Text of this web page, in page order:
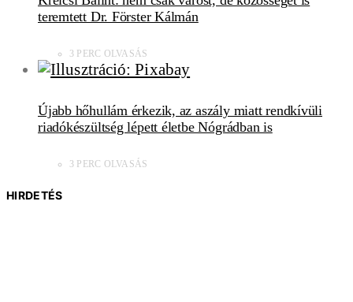
teremtett Dr. Förster Kálmán
3 PERC OLVASÁS
Újabb hőhullám érkezik, az aszály miatt rendkívüli
riadókészültség lépett életbe Nógrádban is
3 PERC OLVASÁS
HIRDETÉS